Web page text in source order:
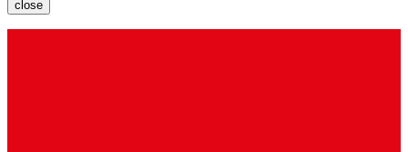
close